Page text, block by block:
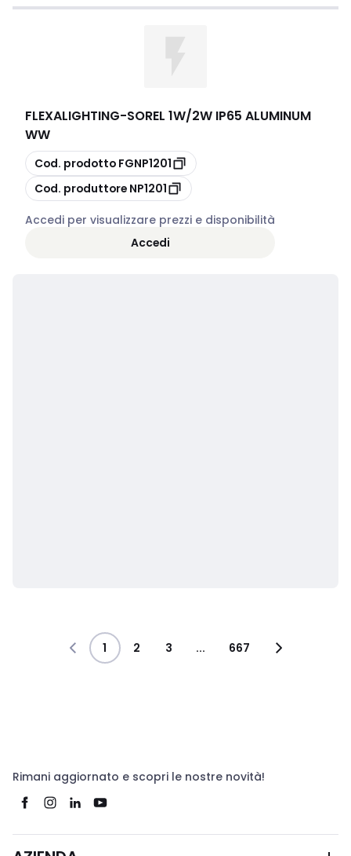
FLEXALIGHTING-SOREL 1W/2W IP65 ALUMINUM
WW
copia
Cod. prodotto FGNP1201
copia
Cod. produttore NP1201
Accedi per visualizzare prezzi e disponibilità
Accedi
1 2 3 ... 667
Rimani aggiornato e scopri le nostre novità!